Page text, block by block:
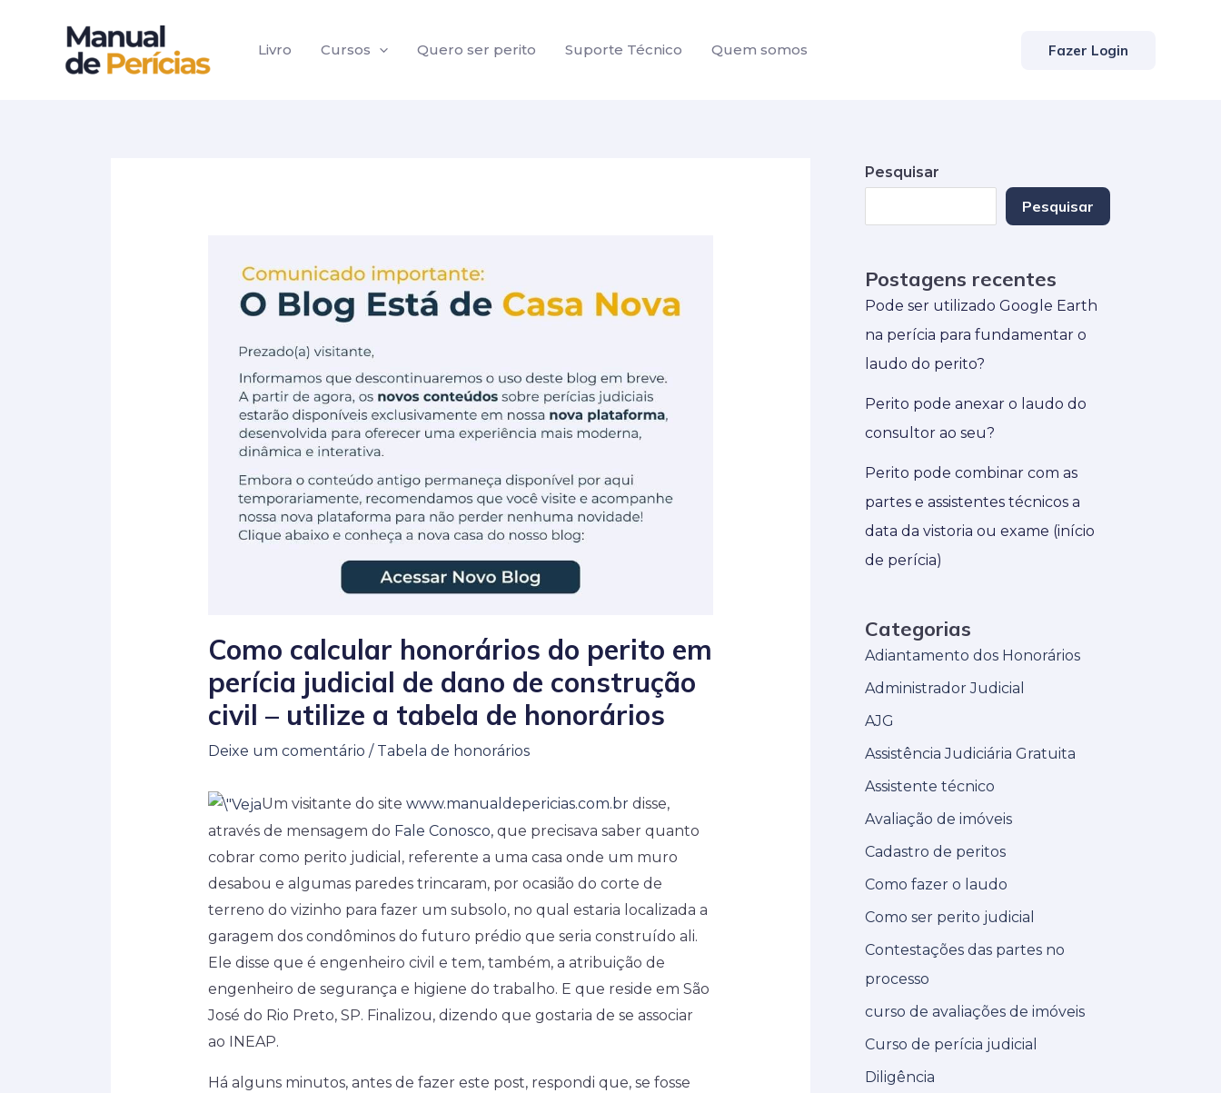
Livro Cursos Quero ser perito Suporte Técnico Quem somos Fazer Login
Como calcular honorários do perito em
perícia judicial de dano de construção
civil – utilize a tabela de honorários
Deixe um comentário / Tabela de honorários
Um visitante do site www.manualdepericias.com.brdisse,
através de mensagem do Fale Conosco, que precisava saber quanto
cobrar como perito judicial, referente a uma casa onde um muro
desabou e algumas paredes trincaram, por ocasião do corte de
terreno do vizinho para fazer um subsolo, no qual estaria localizada a
garagem dos condôminos do futuro prédio que seria construído ali.
Ele disse que é engenheiro civil e tem, também, a atribuição de
engenheiro de segurança e higiene do trabalho. E que reside em São
José do Rio Preto, SP. Finalizou, dizendo que gostaria de se associar
ao INEAP.
Há alguns minutos, antes de fazer este post, respondi que, se fosse
navigation
Pesquisar
Pesquisar
Postagens recentes
Pode ser utilizado Google Earth
na perícia para fundamentar o
laudo do perito?
Perito pode anexar o laudo do
consultor ao seu?
Perito pode combinar com as
partes e assistentes técnicos a
data da vistoria ou exame (início
de perícia)
Categorias
Adiantamento dos Honorários
Administrador Judicial
AJG
Assistência Judiciária Gratuita
Assistente técnico
Avaliação de imóveis
Cadastro de peritos
Como fazer o laudo
Como ser perito judicial
Contestações das partes no
processo
curso de avaliações de imóveis
Curso de perícia judicial
Diligência